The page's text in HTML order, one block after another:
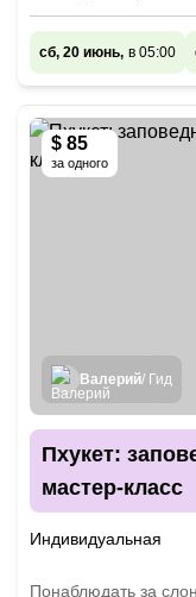
сб, 20 июнь, в 05:00
$ 85
за одного
Валерий/ Гид
Пхукет:
мастер-класс
Индивидуальная
Понаблюдать за